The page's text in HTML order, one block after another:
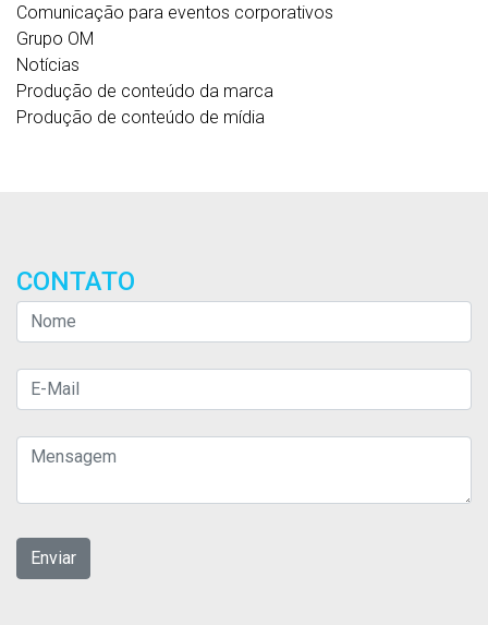
Comunicação para eventos corporativos
Grupo OM
Notícias
Produção de conteúdo da marca
Produção de conteúdo de mídia
CONTATO